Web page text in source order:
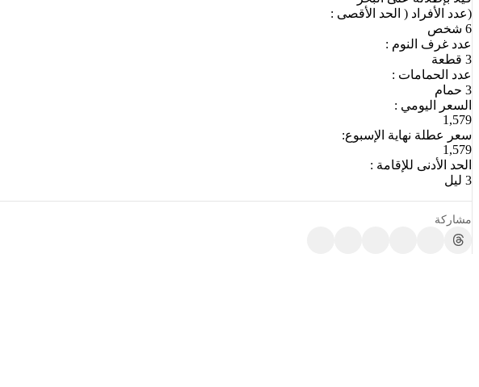
(عدد الأفراد ( الحد الأقصى :
6 شخص
عدد غرف النوم :
3 قطعة
عدد الحمامات :
3 حمام
السعر اليومي :
1,579
سعر عطلة نهاية الإسبوع:
1,579
الحد الأدنى للإقامة :
3 ليل
مشاركة